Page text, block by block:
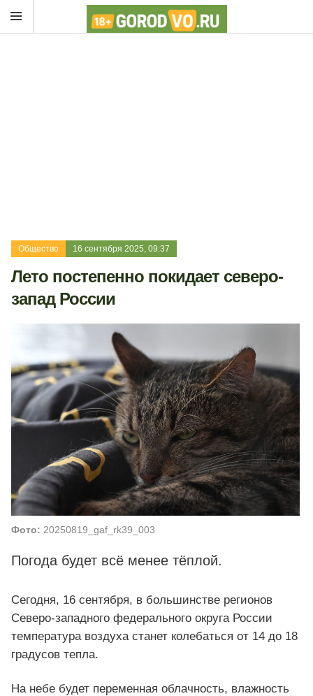
Общество 16 сентября 2025, 09:37
Лето постепенно покидает северо-
запад России
Фото: 20250819_gaf_rk39_003
Погода будет всё менее тёплой.
Сегодня, 16 сентября, в большинстве регионов
Северо-западного федерального округа России
температура воздуха станет колебаться от 14 до 18
градусов тепла.
На небе будет переменная облачность, влажность